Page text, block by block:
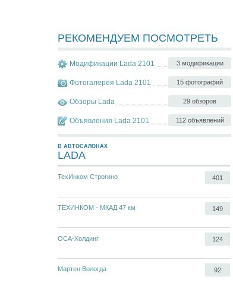
РЕКОМЕНДУЕМ ПОСМОТРЕТЬ
3 модификации
Модификации Lada 2101
15 фотографий
Фотогалерея Lada 2101
29 обзоров
Обзоры Lada
112 объявлений
Объявления Lada 2101
В АВТОСАЛОНАХ
LADA
ТехИнком Строгино 401
ТЕХИНКОМ - МКАД 47 км 149
ОСА-Холдинг 124
Мартен Вологда 92